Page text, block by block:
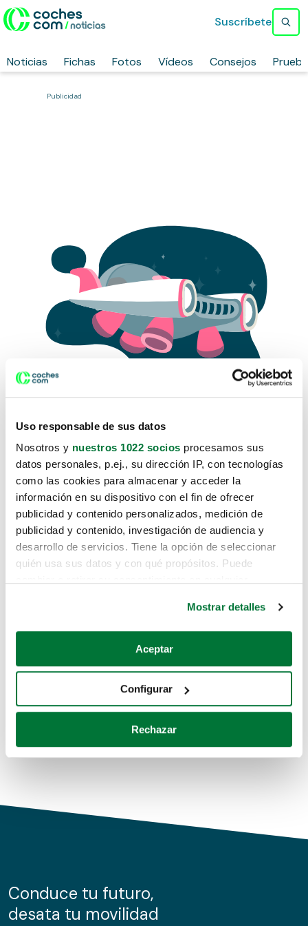
Uso responsable de sus datos
Nosotros y nuestros 1022 socios procesamos sus
datos personales, p.ej., su dirección IP, con tecnologías
como las cookies para almacenar y acceder la
información en su dispositivo con el fin de ofrecer
publicidad y contenido personalizados, medición de
publicidad y contenido, investigación de audiencia y
desarrollo de servicios. Tiene la opción de seleccionar
quién usa sus datos y con qué propósitos. Puede
Si lo permite, también quisiéramos:
Recopilar información sobre su ubicación geográfica
Identificar su dispositivo analizándolo activamente
para buscar características específicas (huellas
Obtenga más información sobre cómo se procesan sus
de cookies.
información sobre el uso que haga del sitio web con
nuestros partners de redes sociales, publicidad y análisis
Mostrar detalles
Aceptar
Configurar
Rechazar
Noticias Fichas Fotos Vídeos Consejos
Suscríbete
Publicidad
Lo sentimos, no sabemos como
te hemos traido hasta aquí.
Pero puedes encontrar el coche que estás
buscando en alguno de estos enlaces:
Coches de segunda mano
Coches de km0
Conduce tu futuro,
desata tu movilidad